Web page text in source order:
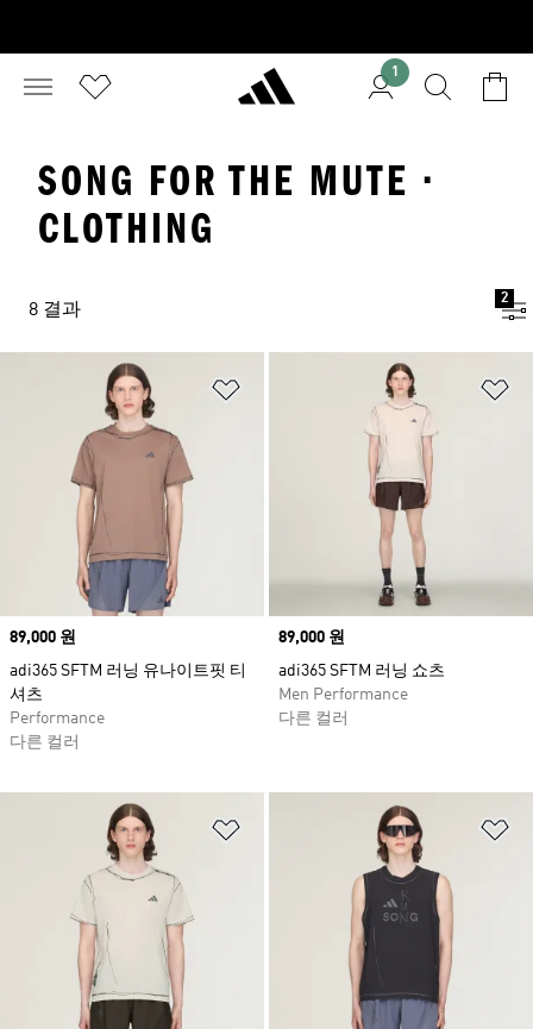
1
SONG FOR THE MUTE ·
CLOTHING
8 결과
2
Price
89,000 원
adi365 SFTM 러닝 유나이트핏 티
셔츠
Performance
다른 컬러
Price
89,000 원
adi365 SFTM 러닝 쇼츠
Men Performance
다른 컬러
위시리스트 담기